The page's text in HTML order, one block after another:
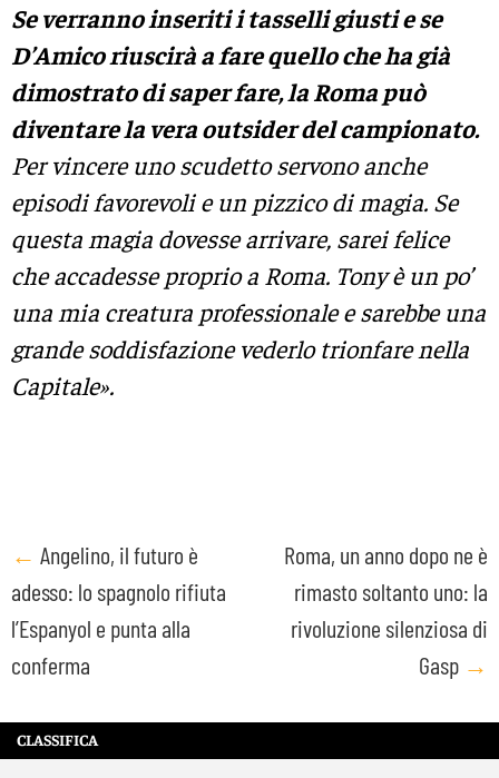
Se verranno inseriti i tasselli giusti e se
D’Amico riuscirà a fare quello che ha già
dimostrato di saper fare, la Roma può
diventare la vera outsider del campionato.
Per vincere uno scudetto servono anche
episodi favorevoli e un pizzico di magia. Se
questa magia dovesse arrivare, sarei felice
che accadesse proprio a Roma. Tony è un po’
una mia creatura professionale e sarebbe una
grande soddisfazione vederlo trionfare nella
Capitale».
Post
navigation
← Angelino, il futuro è
adesso: lo spagnolo rifiuta
l’Espanyol e punta alla
conferma
Roma, un anno dopo ne è
rimasto soltanto uno: la
rivoluzione silenziosa di
Gasp →
CLASSIFICA